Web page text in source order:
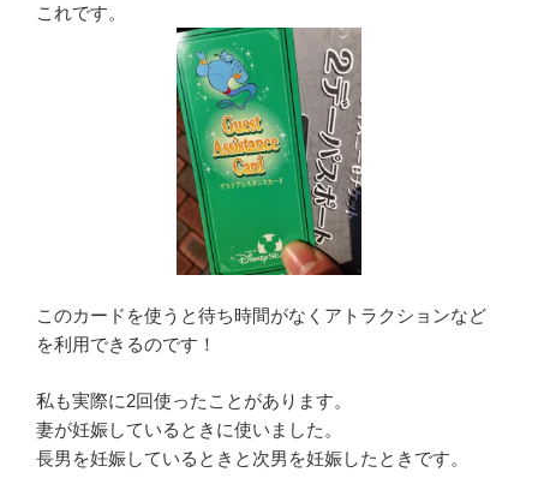
これです。
このカードを使うと待ち時間がなくアトラクションなど
を利用できるのです！
私も実際に2回使ったことがあります。
妻が妊娠しているときに使いました。
長男を妊娠しているときと次男を妊娠したときです。